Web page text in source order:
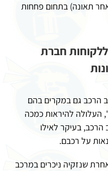
תאונה) בתחום פחחות
חברת
הרכב גם במקרים בהם
להיראות כמכה
בעיקר לאילו
על רכבם.
שנזקיה ניכרים במרכב